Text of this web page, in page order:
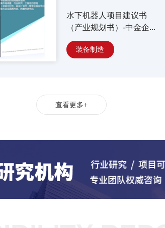
水下机器人项目建议书
（产业规划书）-中金企...
装备制造
查看更多+